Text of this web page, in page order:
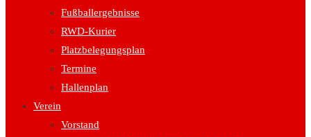
Fußballergebnisse
RWD-Kurier
Platzbelegungsplan
Termine
Hallenplan
Verein
Vorstand